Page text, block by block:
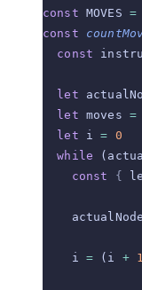
const MOVES =
const
  const
  let
  let
moves =
  let
i = 0
  while
    const
{
    i
= (i + 1